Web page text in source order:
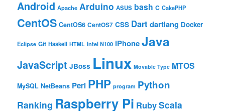
Android Apache Arduino ASUS bash C CakePHP
CentOS CentOS6 CentOS7 CSS Dart dartlang Docker
Eclipse Git Haskell HTML Intel N100 iPhoneJava
JavaScript JBoss Linux Movable Type MTOS
MySQL NetBeans Perl PHP program Python
Ranking Raspberry Pi RubyScala